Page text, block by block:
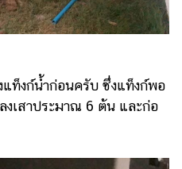
งก์น้ำก่อนครับ ซึ่งแท็งก์พอ
งเสาประมาณ 6 ต้น และก่อ